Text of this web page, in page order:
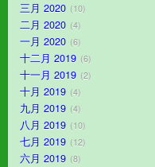
三月 2020 10
二月 2020 4
一月 2020 6
十二月 2019 6
十一月 2019 2
十月 2019 4
九月 2019 4
八月 2019 10
七月 2019 12
六月 2019 8